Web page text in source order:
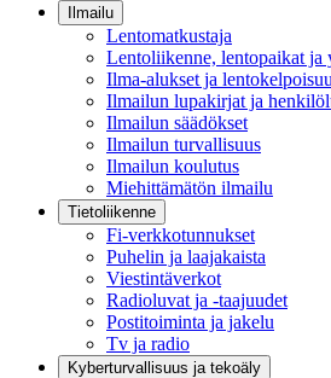
Ilmailu
Lentomatkustaja
Lentoliikenne, lentopaikat ja
Ilma-alukset ja
Ilmailun lupakirjat ja
Ilmailun säädökset
Ilmailun turvallisuus
Ilmailun koulutus
Miehittämätön ilmailu
Tietoliikenne
Fi-verkkotunnukset
Puhelin ja laajakaista
Viestintäverkot
Radioluvat ja -taajuudet
Postitoiminta ja jakelu
Tv ja radio
Kyberturvallisuus ja tekoäly